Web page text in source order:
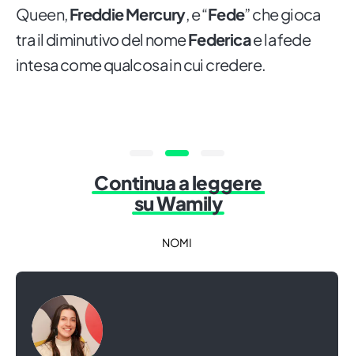
Queen,FreddieMercury, e “Fede” che gioca
tra il diminutivo del nomeFedericae la fede
intesa come qualcosa in cui credere.
Continua a leggere
su Wamily
NOMI